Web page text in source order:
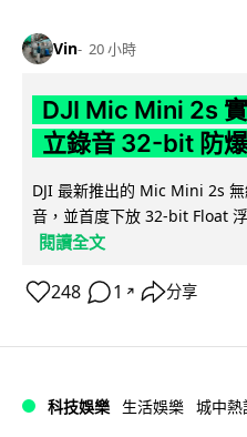
Vin 20 小時
DJI Mic Mini 2s
立錄音 32-bit 防
DJI 最新推出的 Mic Mini 2s
音，並首度下放 32-bit Float
閱讀全文
248 1 ↗ 分享
科技娛樂 生活娛樂 城中熱